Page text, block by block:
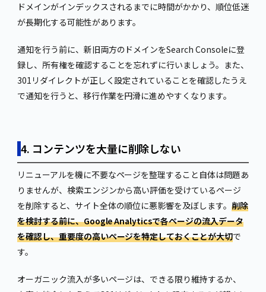
ドメインがインデックスされるまでに時間がかかり、順位低迷
が長期化する可能性があります。
通知を行う前に、新旧両方のドメインをSearch Consoleに登
録し、所有権を確認することを忘れずに行いましょう。また、
301リダイレクトが正しく設定されていることを確認したうえ
で通知を行うと、移行作業を円滑に進めやすくなります。
4. コンテンツを大量に削除しない
リニューアルを機に不要なページを整理すること自体は問題あ
りませんが、検索エンジンから高い評価を受けているページ
を削除すると、サイト全体の順位に悪影響を及ぼします。削除
を検討する前に、Google Analyticsで各ページの流入データ
を確認し、重要度の高いページを特定しておくことが大切で
す。
オーガニック流入が多いページは、できる限り維持するか、